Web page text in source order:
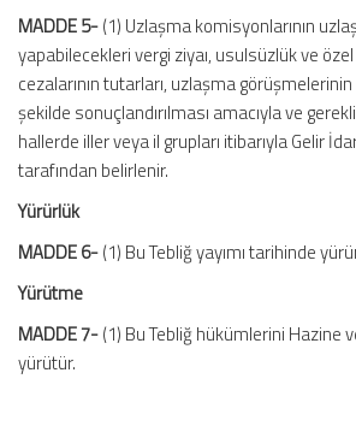
MADDE 5-(1) Uzlaşma komisyonlarının
yapabilecekleri vergi ziyaı, usulsüzlük ve
cezalarının tutarları, uzlaşma
şekilde sonuçlandırılması amacıyla ve
hallerde iller veya il grupları itibarıyla Gelir
tarafından belirlenir.
Yürürlük
MADDE 6-(1) Bu Tebliğ yayımı tarihinde
Yürütme
MADDE 7-(1) Bu Tebliğ hükümlerini Hazine
yürütür.